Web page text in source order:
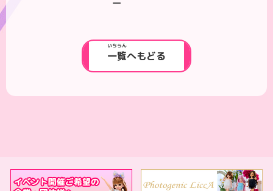
ー
一覧
いちらん
へもどる